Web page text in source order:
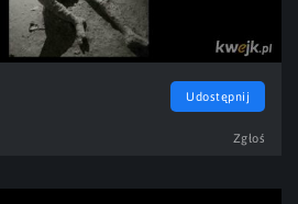
Udostępnij
Zgłoś